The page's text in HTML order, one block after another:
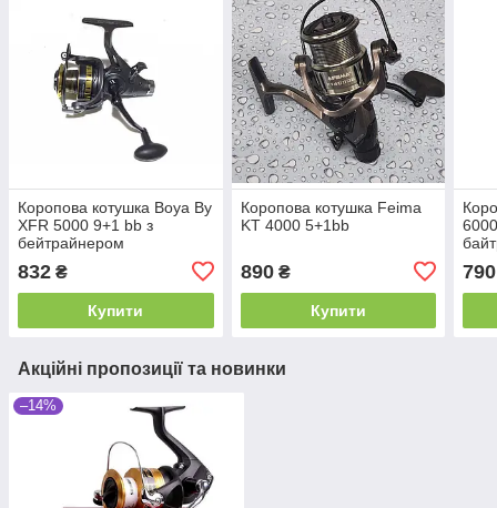
Коропова котушка Boya By
XFR 5000 9+1 bb з
бейтрайнером
832 ₴
Купити
Коропова котушка Feima
KT 4000 5+1bb
890₴
Купити
790
Акційні пропозиції та новинки
–14%